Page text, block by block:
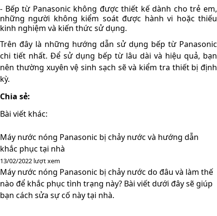
- Bếp từ Panasonic không được thiết kế dành cho trẻ em,
những người không kiểm soát được hành vi hoặc thiếu
kinh nghiệm và kiến thức sử dụng.
Trên đây là những hướng dẫn sử dụng bếp từ Panasonic
chi tiết nhất. Để sử dụng bếp từ lâu dài và hiệu quả, bạn
nên thường xuyên vệ sinh sạch sẽ và kiểm tra thiết bị định
kỳ.
Chia sẻ:
Bài viết khác:
Máy nước nóng Panasonic bị chảy nước và hướng dẫn
khắc phục tại nhà
13/02/2022 lượt xem
Máy nước nóng Panasonic bị chảy nước do đâu và làm thế
nào để khắc phục tình trạng này? Bài viết dưới đây sẽ giúp
bạn cách sửa sự cố này tại nhà.